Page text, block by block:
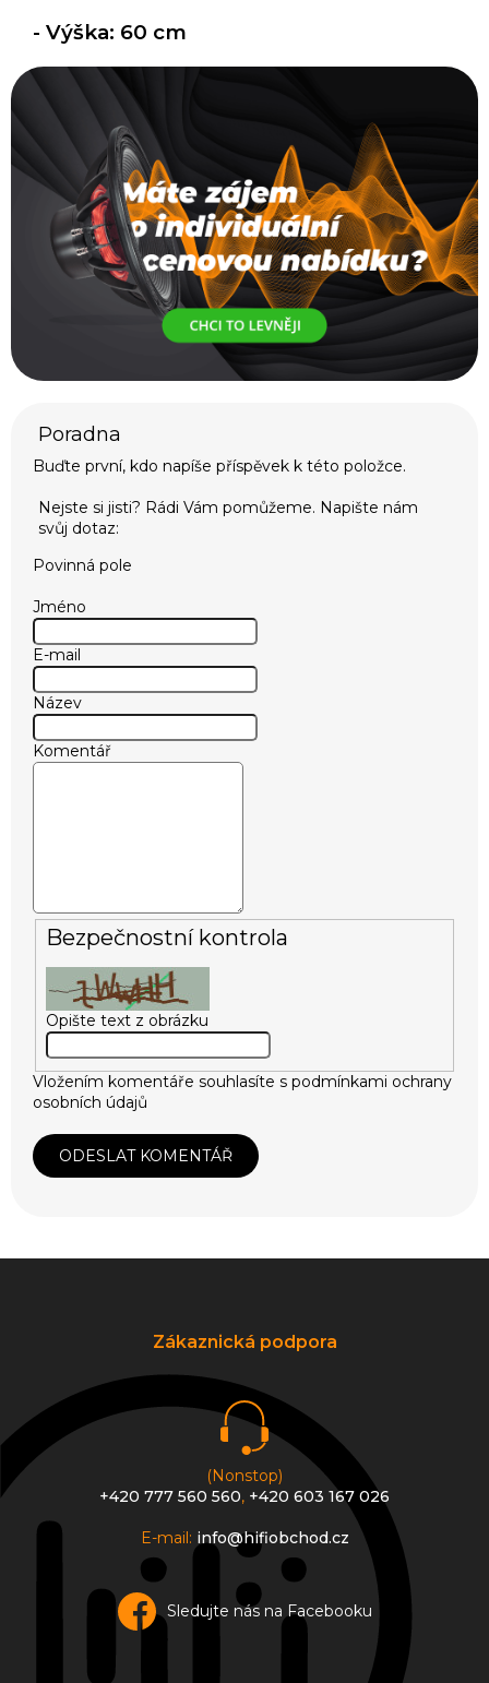
- Výška: 60 cm
Buďte první, kdo napíše příspěvek k této položce.
Povinná pole
Jméno
E-mail
Název
Komentář
Bezpečnostní kontrola
Opište text z obrázku
Vložením komentáře souhlasíte s podmínkami ochrany
osobních údajů
ODESLAT KOMENTÁŘ
Zákaznická podpora
(Nonstop)
+420 777 560 560, +420 603 167 026
E-mail: info@hifiobchod.cz
Sledujte nás na Facebooku